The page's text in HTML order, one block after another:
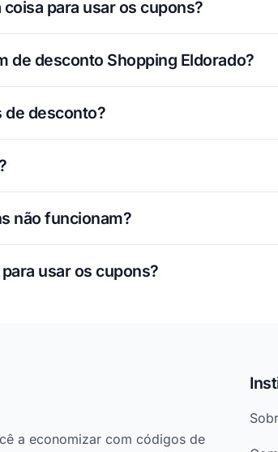
para usar os cupons?
de desconto Shopping Eldorado?
de desconto?
não funcionam?
usar os cupons?
a economizar com códigos de